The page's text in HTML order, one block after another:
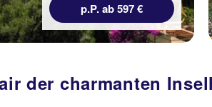
p.P. ab 597 €
der charmanten